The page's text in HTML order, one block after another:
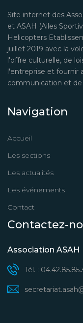
Site internet des
et ASAH (Ailes
Helicopters
juillet 2019 avec la
l'offre culturelle, de
l'entreprise et fournir
communication et
Navigation
Accueil
Les sections
Les actualités
Les événements
Contact
Contactez-
Association ASAH
Tél. :